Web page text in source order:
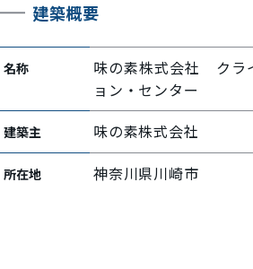
建築概要
名称
味の素株式会社 クラ
ョン・センター
建築主 味の素株式会社
所在地 神奈川県川崎市